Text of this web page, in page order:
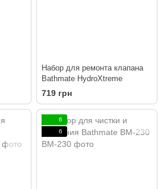
Набор для ремонта клапана
Bathmate HydroXtreme
719 грн
6
6